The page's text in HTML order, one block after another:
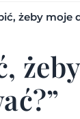
żeby moje